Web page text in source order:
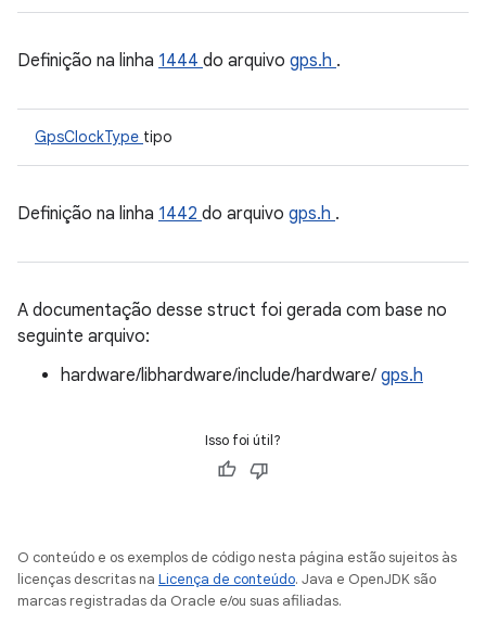
Definição na linha 1444 do arquivo gps.h .
GpsClockType tipo
Definição na linha 1442 do arquivo gps.h .
A documentação desse struct foi gerada com base no
seguinte arquivo:
hardware/libhardware/include/hardware/ gps.h
Isso foi útil?
O conteúdo e os exemplos de código nesta página estão sujeitos às
licenças descritas na Licença de conteúdo. Java e OpenJDK são
marcas registradas da Oracle e/ou suas afiliadas.